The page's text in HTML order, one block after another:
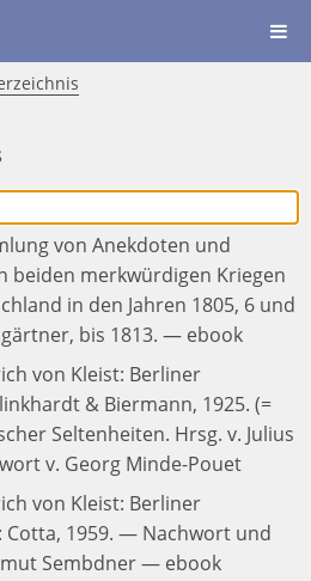
von Anekdoten und
beiden merkwürdigen Kriegen
in den Jahren 1805, 6 und
bis 1813. — ebook
von Kleist: Berliner
& Biermann, 1925. (=
Seltenheiten. Hrsg. v. Julius
v. Georg Minde-Pouet
von Kleist: Berliner
1959. — Nachwort und
Sembdner— ebook